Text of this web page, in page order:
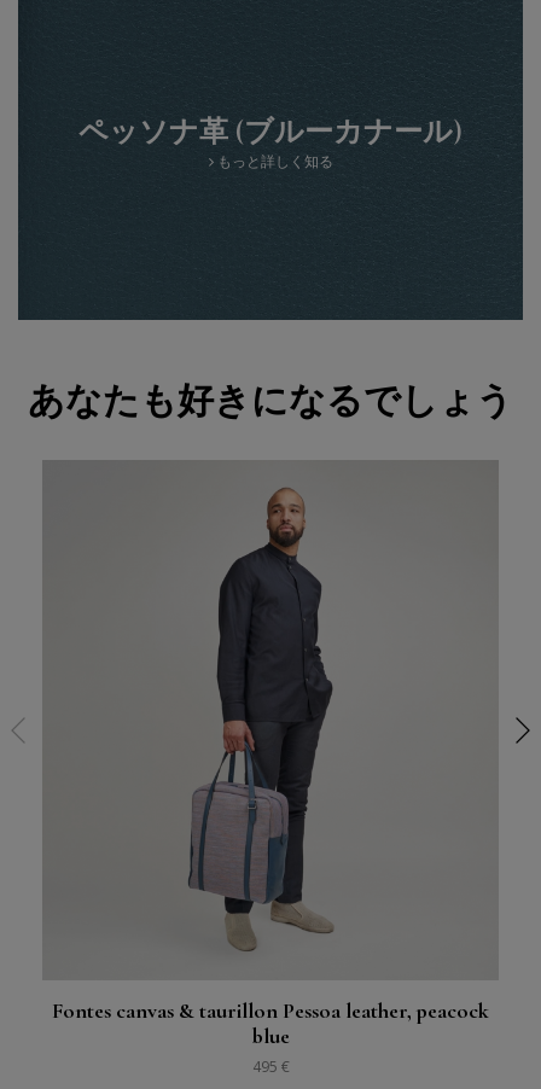
ペッソナ革 (ブルーカナール)
もっと詳しく知る
あなたも好きになるでしょう
Fontes canvas & taurillon Pessoa leather, peacock
blue
495 €